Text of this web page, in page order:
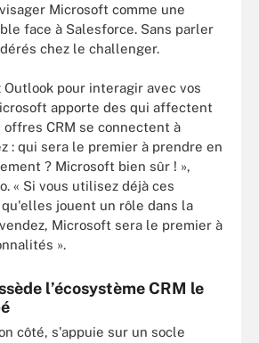
Microsoft comme une
face à Salesforce. Sans parler
chez le challenger.
Outlook pour interagir avec vos
apporte des qui affectent
CRM se connectent à
: qui sera le premier à prendre en
? Microsoft bien sûr ! »,
« Si vous utilisez déjà ces
jouent un rôle dans la
Microsoft sera le premier à
».
l’écosystème CRM le
côté, s'appuie sur un socle